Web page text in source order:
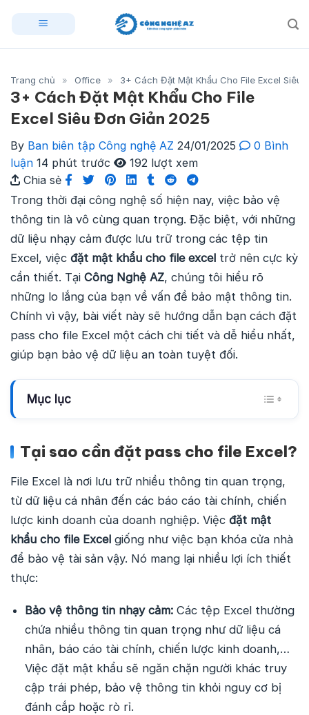
Trang chủ » Office » 3+ Cách Đặt Mật Khẩu Cho File Excel Siêu
3+ Cách Đặt Mật Khẩu Cho File
Excel Siêu Đơn Giản 2025
By Ban biên tập Công nghệ AZ 24/01/2025
0 Bình
luận 14 phút trước
192 lượt xem
Chia sẻ
Trong thời đại công nghệ số hiện nay, việc bảo vệ
thông tin là vô cùng quan trọng. Đặc biệt, với những
dữ liệu nhạy cảm được lưu trữ trong các tệp tin
Excel, việc đặt mật khẩu cho file excel trở nên cực kỳ
cần thiết. Tại Công Nghệ AZ, chúng tôi hiểu rõ
những lo lắng của bạn về vấn đề bảo mật thông tin.
Chính vì vậy, bài viết này sẽ hướng dẫn bạn cách đặt
pass cho file Excel một cách chi tiết và dễ hiểu nhất,
giúp bạn bảo vệ dữ liệu an toàn tuyệt đối.
Mục lục
Tại sao cần đặt pass cho file Excel?
File Excel là nơi lưu trữ nhiều thông tin quan trọng,
từ dữ liệu cá nhân đến các báo cáo tài chính, chiến
lược kinh doanh của doanh nghiệp. Việc đặt mật
khẩu cho file Excel giống như việc bạn khóa cửa nhà
để bảo vệ tài sản vậy. Nó mang lại nhiều lợi ích thiết
thực:
Bảo vệ thông tin nhạy cảm: Các tệp Excel thường
chứa nhiều thông tin quan trọng như dữ liệu cá
nhân, báo cáo tài chính, chiến lược kinh doanh,…
Việc đặt mật khẩu sẽ ngăn chặn người khác truy
cập trái phép, bảo vệ thông tin khỏi nguy cơ bị
đánh cắp hoặc rò rỉ.